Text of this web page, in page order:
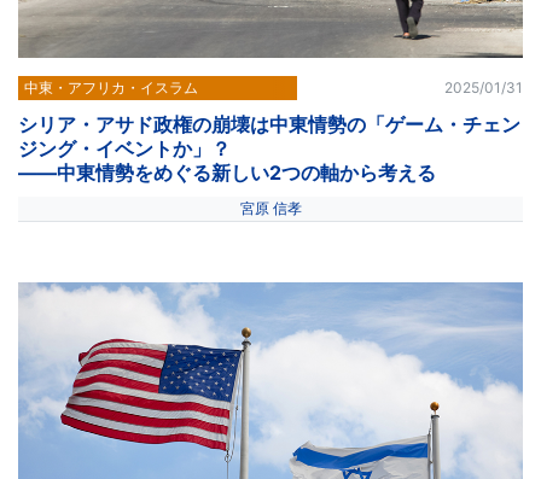
中東・アフリカ・イスラム 2025/01/31
シリア・アサド政権の崩壊は中東情勢の「ゲーム・チェン
ジング・イベントか」？
――中東情勢をめぐる新しい2つの軸から考える
宮原 信孝